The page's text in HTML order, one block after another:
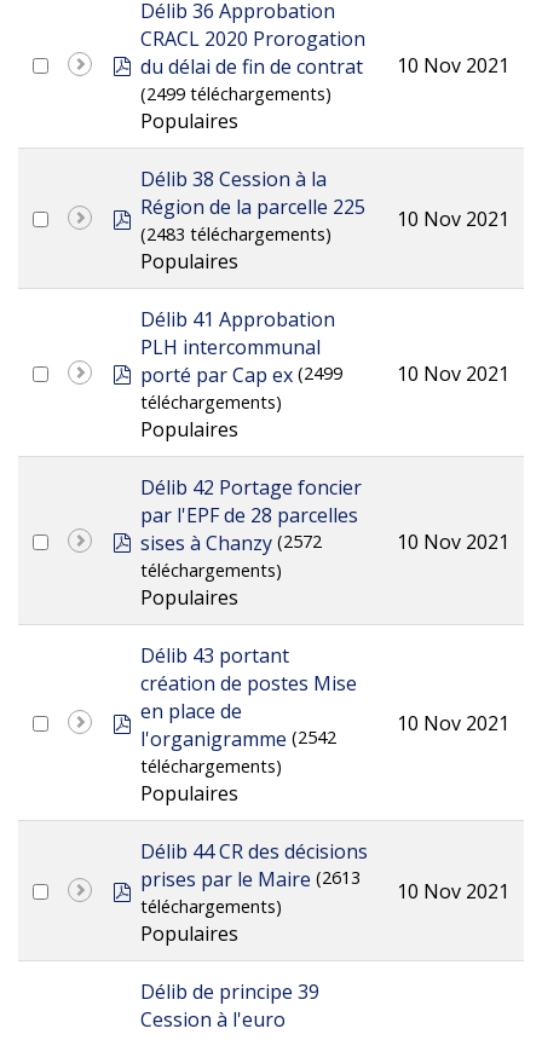
pdf
Délib 36 Approbation
CRACL 2020 Prorogation
du délai de fin de contrat
(2499 téléchargements)
Populaires
10 Nov 2021
pdf
Délib 38 Cession à la
Région de la parcelle 225
(2483 téléchargements)
Populaires
10 Nov 2021
pdf
Délib 41 Approbation
PLH intercommunal
porté par Cap ex (2499
téléchargements)
Populaires
10 Nov 2021
pdf
Délib 42 Portage foncier
par l'EPF de 28 parcelles
sises à Chanzy (2572
téléchargements)
Populaires
10 Nov 2021
pdf
Délib 43 portant
création de postes Mise
en place de
l'organigramme (2542
téléchargements)
Populaires
10 Nov 2021
pdf
Délib 44 CR des décisions
prises par le Maire (2613
téléchargements)
Populaires
10 Nov 2021
Délib de principe 39
Cession à l'euro